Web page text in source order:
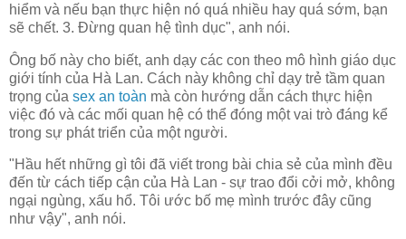
hiểm và nếu bạn thực hiện nó quá nhiều hay quá sớm, bạn
sẽ chết. 3. Đừng quan hệ tình dục", anh nói.
Ông bố này cho biết, anh dạy các con theo mô hình giáo dục
giới tính của Hà Lan. Cách này không chỉ dạy trẻ tầm quan
trọng của sex an toàn mà còn hướng dẫn cách thực hiện
việc đó và các mối quan hệ có thể đóng một vai trò đáng kể
trong sự phát triển của một người.
"Hầu hết những gì tôi đã viết trong bài chia sẻ của mình đều
đến từ cách tiếp cận của Hà Lan - sự trao đổi cởi mở, không
ngại ngùng, xấu hổ. Tôi ước bố mẹ mình trước đây cũng
như vậy", anh nói.